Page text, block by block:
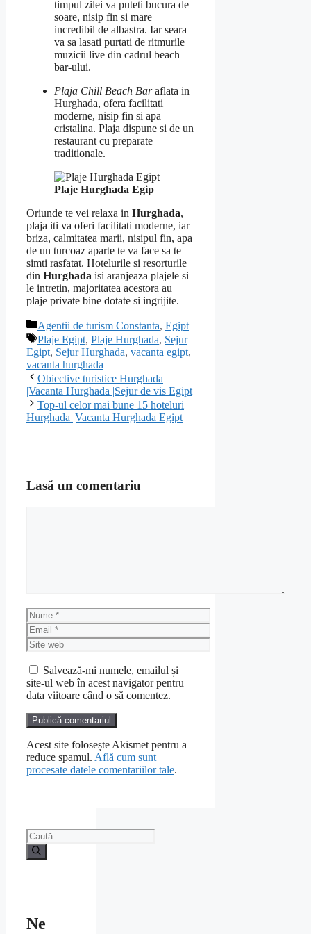
timpul zilei va puteti bucura de
soare, nisip fin si mare
incredibil de albastra. Iar seara
va sa lasati purtati de ritmurile
muzicii live din cadrul beach
bar-ului.
Plaja Chill Beach Baraflata in
Hurghada, ofera facilitati
moderne, nisip fin si apa
cristalina. Plaja dispune si de un
restaurant cu preparate
traditionale.
Plaje Hurghada Egip
Oriunde te vei relaxa in Hurghada,
plaja iti va oferi facilitati moderne, iar
briza, calmitatea marii, nisipul fin, apa
de un turcoaz aparte te va face sa te
simti rasfatat. Hotelurile si resorturile
din Hurghada isi aranjeaza plajele si
le intretin, majoritatea acestora au
plaje private bine dotate si ingrijite.
Categorii
Agentii de turism Constanta, Egipt
Etichete
Plaje Egipt, Plaje Hurghada, Sejur
Egipt, Sejur Hurghada, vacanta egipt,
vacanta hurghada
Obiective turistice Hurghada
|Vacanta Hurghada |Sejur de vis Egipt
Top-ul celor mai bune 15 hoteluri
Hurghada |Vacanta Hurghada Egipt
Lasă un comentariu
Nume
Email
Site
web
Salvează-mi numele, emailul și
site-ul web în acest navigator pentru
data viitoare când o să comentez.
Acest site folosește Akismet pentru a
reduce spamul. Află cum sunt
procesate datele comentariilor tale.
Caută
după:
Ne